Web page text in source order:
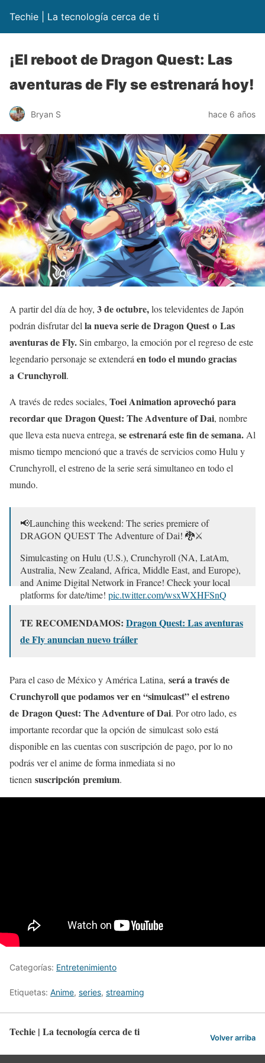
Techie | La tecnología cerca de ti
¡El reboot de Dragon Quest: Las
aventuras de Fly se estrenará hoy!
Bryan S hace 6 años
A partir del día de hoy, 3 de octubre,los televidentes de Japón
podrán disfrutar della nueva serie de Dragon Quest o Las
aventuras de Fly.Sin embargo, la emoción por el regreso de este
legendario personaje se extenderáen todo el mundo gracias
a Crunchyroll.
A través de redes sociales, Toei Animation aprovechó para
recordar que Dragon Quest: The Adventure of Dai, nombre
que lleva esta nueva entrega, se estrenará este fin de semana.Al
mismo tiempo mencionó que a través de servicios como Hulu y
Crunchyroll, el estreno de la serie será simultaneo en todo el
mundo.
📢Launching this weekend: The series premiere of
DRAGON QUEST The Adventure of Dai! 🐉⚔️
Simulcasting on Hulu (U.S.), Crunchyroll (NA, LatAm,
Australia, New Zealand, Africa, Middle East, and Europe),
and Anime Digital Network in France! Check your local
platforms for date/time! pic.twitter.com/wsxWXHFSnQ
— Toei Animation (@ToeiAnimation)
October 1, 2020
TE RECOMENDAMOS: Dragon Quest: Las aventuras
de Fly anuncian nuevo tráiler
Para el caso de México y América Latina, será a través de
Crunchyroll que podamos ver en “simulcast” el estreno
de Dragon Quest: The Adventure of Dai. Por otro lado, es
importante recordar que la opción de simulcast solo está
disponible en las cuentas con suscripción de pago, por lo no
podrás ver el anime de forma inmediata si no
tienen suscripción premium.
Categorías: Entretenimiento
Etiquetas: Anime, series, streaming
Techie | La tecnología cerca de ti Volver arriba